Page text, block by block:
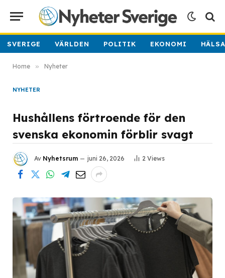
SVERIGE VÄRLDEN POLITIK EKONOMI
Home » Nyheter
NYHETER
Hushållens förtroende för den
svenska ekonomin förblir svagt
Av Nyhetsrum juni 26, 2026 2 Views